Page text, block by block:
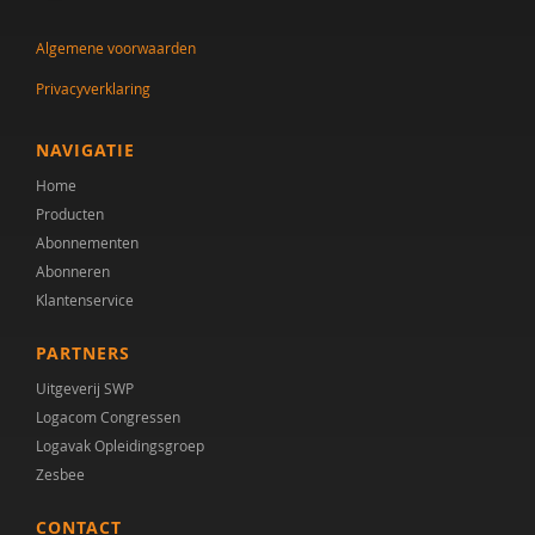
Cor Hoffer
Jill Hoogerwerf
Desiree Hooi
Saskia Kolk
Baris Korkmaz
Alexander Koutamanis
Claudia Libbi
Drs. M. Edrisi
Hilde M. Geurts
Harry Michon
Algemene voorwaarden
Privacyverklaring
NAVIGATIE
Home
Producten
Abonnementen
Abonneren
Klantenservice
PARTNERS
Uitgeverij SWP
Logacom Congressen
Logavak Opleidingsgroep
Zesbee
CONTACT